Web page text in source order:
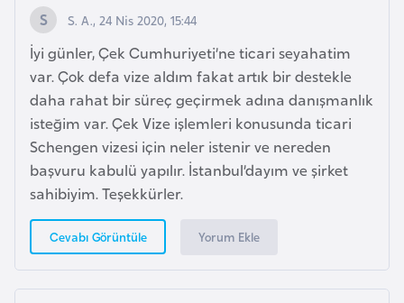
S. A., 24 Nis 2020, 15:44
İyi günler, Çek Cumhuriyeti’ne ticari seyahatim
var. Çok defa vize aldım fakat artık bir destekle
daha rahat bir süreç geçirmek adına danışmanlık
isteğim var. Çek Vize işlemleri konusunda ticari
Schengen vizesi için neler istenir ve nereden
başvuru kabulü yapılır. İstanbul’dayım ve şirket
sahibiyim. Teşekkürler.
Cevabı Görüntüle Yorum Ekle
i
s
t
a
n
H
ı
r
v
a
t